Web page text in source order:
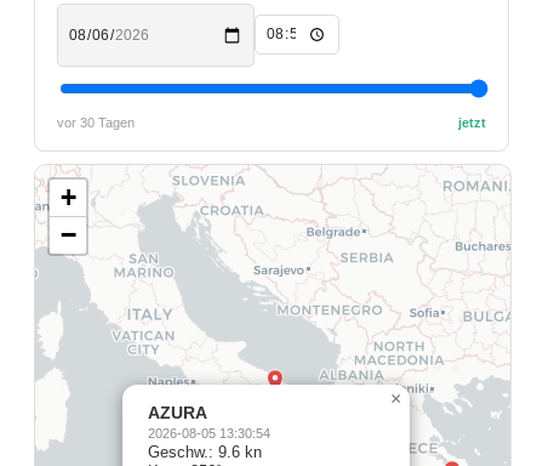
vor 30 Tagen jetzt
AZURA
2026-08-05 13:30:54
Geschw.: 9.6 kn
×
+
−